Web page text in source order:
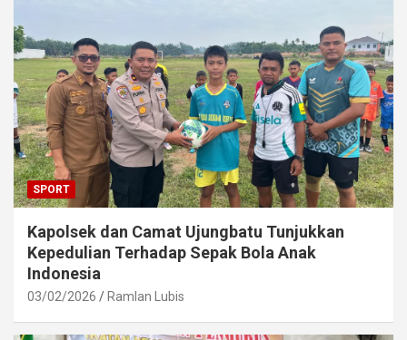
SPORT
Kapolsek dan Camat Ujungbatu Tunjukkan
Kepedulian Terhadap Sepak Bola Anak
Indonesia
03/02/2026 Ramlan Lubis